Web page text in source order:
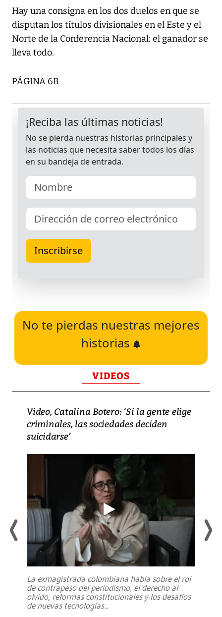
Hay una consigna en los dos duelos en que se
disputan los títulos divisionales en el Este y el
Norte de la Conferencia Nacional: el ganador se
lleva todo.
PÁGINA 6B
No te pierdas nuestras mejores
historias
VIDEOS
Video, Catalina Botero: ‘Si la gente elige
criminales, las sociedades deciden
suicidarse’
La exmagistrada colombiana habla sobre el rol
de contrapeso del periodismo, el derecho al
olvido, reformas constitucionales y los desafíos
de nuevas tecnologías...